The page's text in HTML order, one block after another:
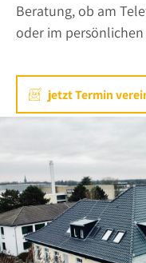
Beratung, ob am
oder im persönlichen
jetzt Termin